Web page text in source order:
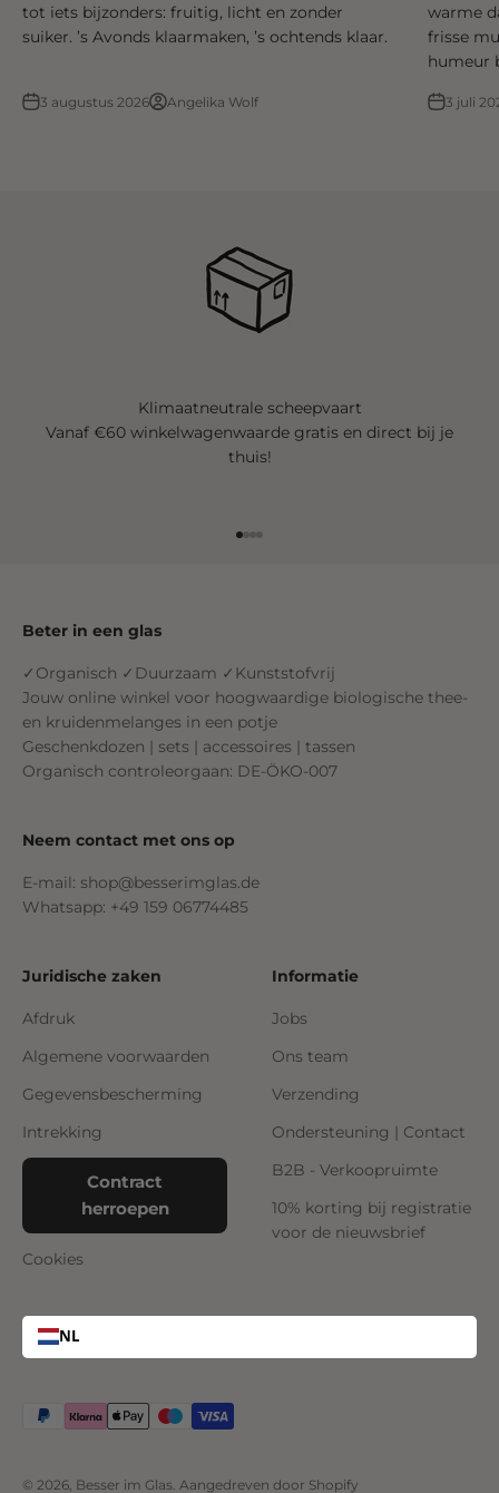
tot iets bijzonders: fruitig, licht en zonder
suiker. ’s Avonds klaarmaken, ’s ochtends klaar.
3 augustus 2026 Angelika Wolf
warme
frisse
humeur
3 juli
Klimaatneutrale scheepvaart
Vanaf €60 winkelwagenwaarde gratis en direct bij je
thuis!
Beter in een glas
✓Organisch ✓Duurzaam ✓Kunststofvrij
Jouw online winkel voor hoogwaardige biologische thee-
en kruidenmelanges in een potje
Geschenkdozen | sets | accessoires | tassen
Organisch controleorgaan: DE-ÖKO-007
Neem contact met ons op
E-mail: shop@besserimglas.de
Whatsapp: +49 159 06774485
Juridische zaken
Afdruk
Algemene voorwaarden
Gegevensbescherming
Intrekking
Contract
herroepen
Cookies
Informatie
Jobs
Ons team
Verzending
Ondersteuning | Contact
B2B - Verkoopruimte
10% korting bij registratie
voor de nieuwsbrief
NL
© 2026, Besser im Glas. Aangedreven door Shopify